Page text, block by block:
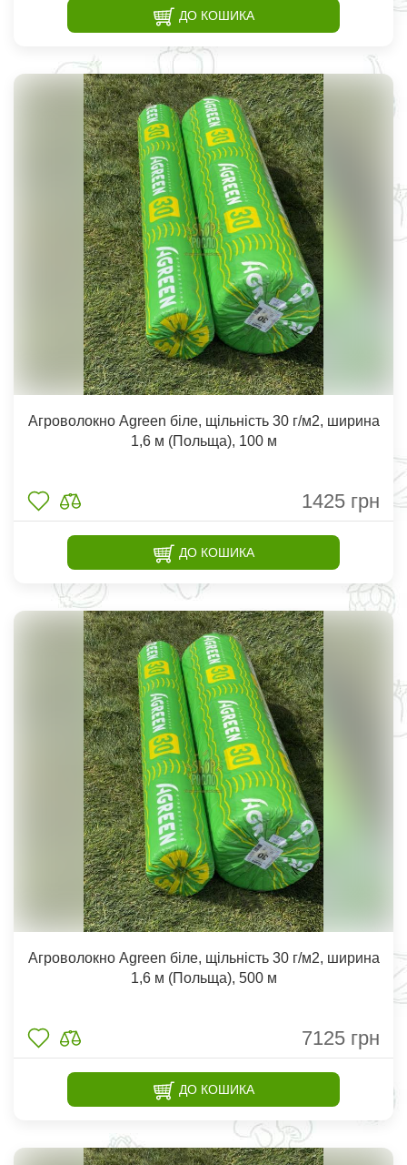
ДО КОШИКА
Агроволокно Agreen біле, щільність 30 г/м2, ширина
1,6 м (Польща), 100 м
1425 грн
ДО КОШИКА
Агроволокно Agreen біле, щільність 30 г/м2, ширина
1,6 м (Польща), 500 м
7125 грн
ДО КОШИКА